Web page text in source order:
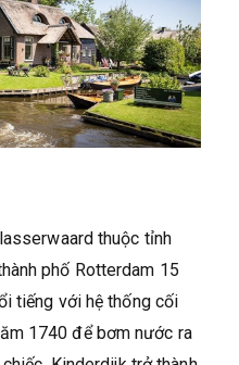
thuộc tỉnh
phố Rotterdam 15
tiếng với hệ thống cối
1740 để bơm nước ra